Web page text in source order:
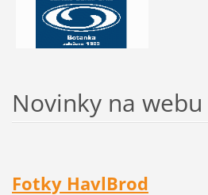
Novinky na webu
Fotky HavlBrod